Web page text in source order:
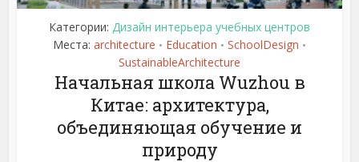
Категории: Дизайн интерьера учебных центров
Места: architecture • Education • SchoolDesign •
SustainableArchitecture
Начальная школа Wuzhou в
Китае: архитектура,
объединяющая обучение и
природу